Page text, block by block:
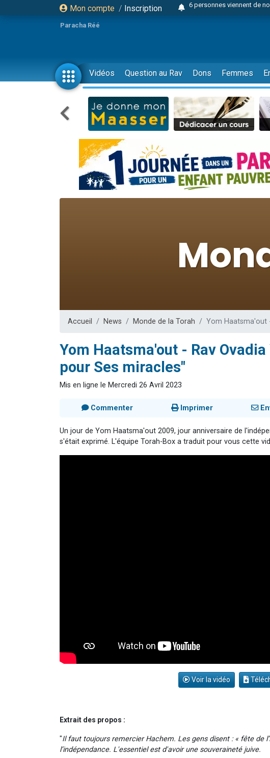
Mon compte / Inscription
4 personnes viennent
17 personnes viennent de
4 personnes viennent de
Il reste 49 places pour
Eva vient de donner son
4 personnes viennent de
3 personnes viennent de
Odaya vient de donner son
3 personnes viennent
2 personnes viennent de
13 personnes viennent de
30 personnes viennent
Il reste 49 places pour
16 personnes viennent
Paracha Réé
Vidéos Question au Rav Dons Femmes
Accueil News Monde de la Torah Yom Haatsma'out
Yom Haatsma'out - Rav
pour Ses miracles"
Mis en ligne le Mercredi 26 Avril 2023
Commenter Imprimer
Un jour de Yom Haatsma'out 2009, jour anniversaire de
s'était exprimé. L'équipe Torah-Box a traduit pour vous cette
Voir la vidéo
Extrait des propos :
"Il faut toujours remercier Hachem. Les gens disent : « fête de
l’indépendance. L'essentiel est d'avoir une souveraineté juive.